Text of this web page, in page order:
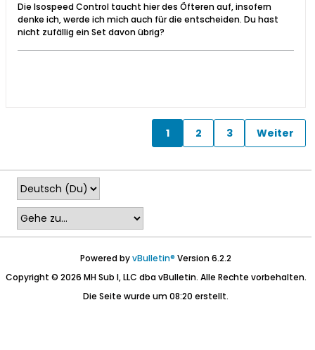
Die Isospeed Control taucht hier des Öfteren auf, insofern
denke ich, werde ich mich auch für die entscheiden. Du hast
nicht zufällig ein Set davon übrig?
1 2 3 Weiter
Powered byvBulletin® Version 6.2.2
Copyright © 2026 MH Sub I, LLC dba vBulletin. Alle Rechte vorbehalten.
Die Seite wurde um 08:20 erstellt.